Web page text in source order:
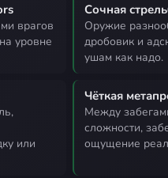
уровне
Сочная
оружие разнообразное, особенно выделяются
дробовик и
ушам как надо.
или
Чёткая
между забегами разблокируются перки, оружие и
сложности,
ощущение